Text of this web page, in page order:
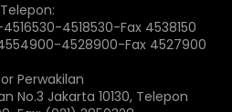
Telepon:
4518530-Fax 4538150
4528900-Fax 4527900
Perwakilan
No.3 Jakarta 10130, Telepon